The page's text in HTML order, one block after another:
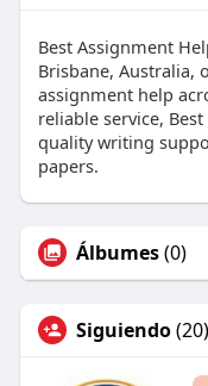
Best Assignment
Brisbane, Australia,
assignment help
reliable service,
quality writing
papers.
Álbumes(0)
Siguiendo(20)